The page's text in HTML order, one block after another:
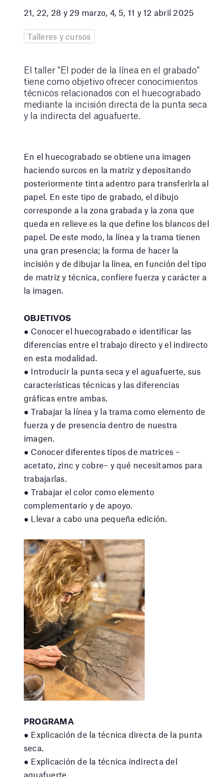
21, 22, 28 y 29 marzo, 4, 5, 11 y 12 abril 2025
Talleres y cursos
El taller "El poder de la línea en el grabado"
tiene como objetivo ofrecer conocimientos
técnicos relacionados con el huecograbado
mediante la incisión directa de la punta seca
y la indirecta del aguafuerte.
En el huecograbado se obtiene una imagen
haciendo surcos en la matriz y depositando
posteriormente tinta adentro para transferirla al
papel. En este tipo de grabado, el dibujo
corresponde a la zona grabada y la zona que
queda en relieve es la que define los blancos del
papel. De este modo, la línea y la trama tienen
una gran presencia; la forma de hacer la
incisión y de dibujar la línea, en función del tipo
de matriz y técnica, confiere fuerza y carácter a
la imagen.
OBJETIVOS
● Conocer el huecograbado e identificar las
diferencias entre el trabajo directo y el indirecto
en esta modalidad.
● Introducir la punta seca y el aguafuerte, sus
características técnicas y las diferencias
gráficas entre ambas.
● Trabajar la línea y la trama como elemento de
fuerza y de presencia dentro de nuestra
imagen.
● Conocer diferentes tipos de matrices –
acetato, zinc y cobre– y qué necesitamos para
trabajarlas.
● Trabajar el color como elemento
complementario y de apoyo.
● Llevar a cabo una pequeña edición.
PROGRAMA
● Explicación de la técnica directa de la punta
seca.
● Explicación de la técnica indirecta del
aguafuerte.